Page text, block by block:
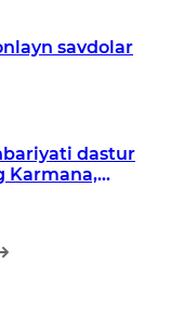
savdolar
dastur
Karmana,